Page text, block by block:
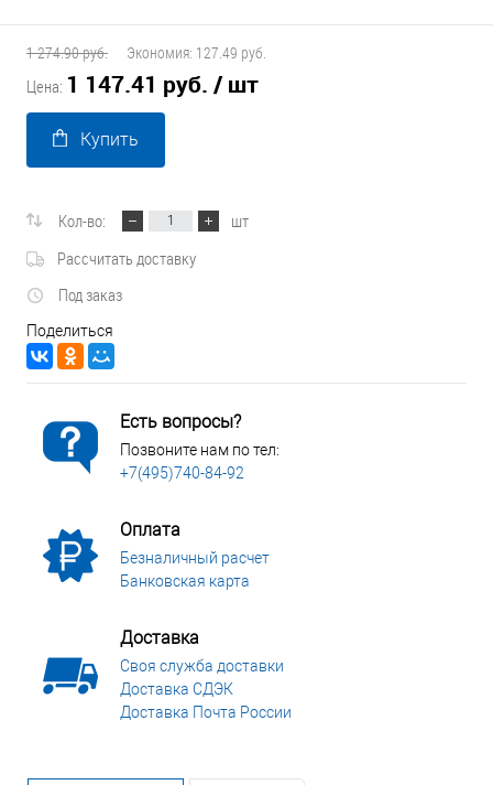
1 274.90 руб. Экономия: 127.49 руб.
Цена: 1 147.41 руб. / шт
Купить
Кол-во:
шт
Рассчитать доставку
Под заказ
Поделиться
Есть вопросы?
Позвоните нам по тел:
+7(495)740-84-92
Оплата
Безналичный расчет
Банковская карта
Доставка
Своя служба доставки
Доставка СДЭК
Доставка Почта России